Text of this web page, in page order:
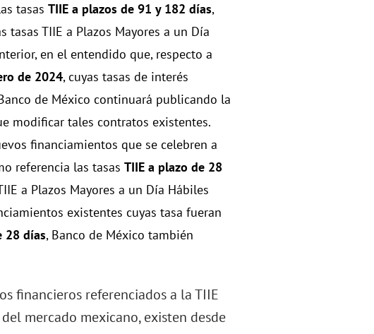
tasas TIIE a plazos de 91 y 182 días,
TIIE a Plazos Mayores a un Día
en el entendido que, respecto a
de 2024, cuyas tasas de interés
de México continuará publicando la
modificar tales contratos existentes.
financiamientos que se celebren a
referencia las tasas TIIE a plazo de 28
a Plazos Mayores a un Día Hábiles
existentes cuyas tasa fueran
28 días, Banco de México también
financieros referenciados a la TIIE
mercado mexicano, existen desde